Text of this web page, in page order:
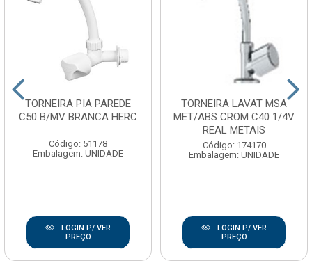
TORNEIRA PIA PAREDE
C50 B/MV BRANCA HERC
Código: 51178
Embalagem: UNIDADE
LOGIN P/ VER
PREÇO
TORNEIRA LAVAT MSA
MET/ABS CROM C40 1/4V
REAL METAIS
Código: 174170
Embalagem: UNIDADE
LOGIN P/ VER
PREÇO